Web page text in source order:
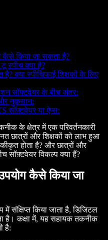
कैसे किया जा सकता है?
स्पीच क्या है?
है? क्या स्पीचिफाई शिक्षकों के लिए
सॉफ़्टवेयर के बीच अंतर:
नुकसान:
सॉफ़्टवेयर या ऐप्स:
के क्षेत्र में एक परिवर्तनकारी
छात्रों और शिक्षकों को लाभ हुआ
होता है? और छात्रों और
सॉफ़्टवेयर विकल्प क्या हैं?
कैसे किया जा
संक्षिप्त किया जाता है, डिजिटल
है। कक्षा में, यह सहायक तकनीक
है: